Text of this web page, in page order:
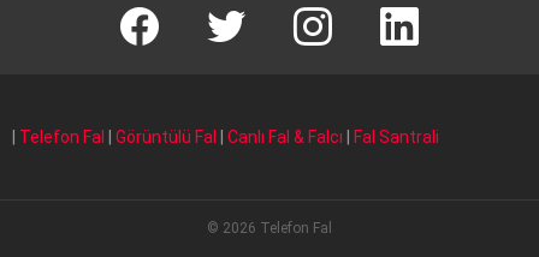
facebook T instagram Linkedin Fal
Telefon Fal Görüntülü Fal Canlı Fal & Falcı Fal Santrali
© 2026 Telefon Fal